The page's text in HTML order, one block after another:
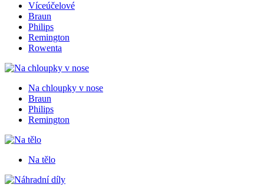
Víceúčelové
Braun
Philips
Remington
Rowenta
Na chloupky v nose
Braun
Philips
Remington
Na tělo